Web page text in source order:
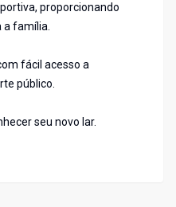
proporcionando
a família.
fácil acesso a
público.
seu novo lar.